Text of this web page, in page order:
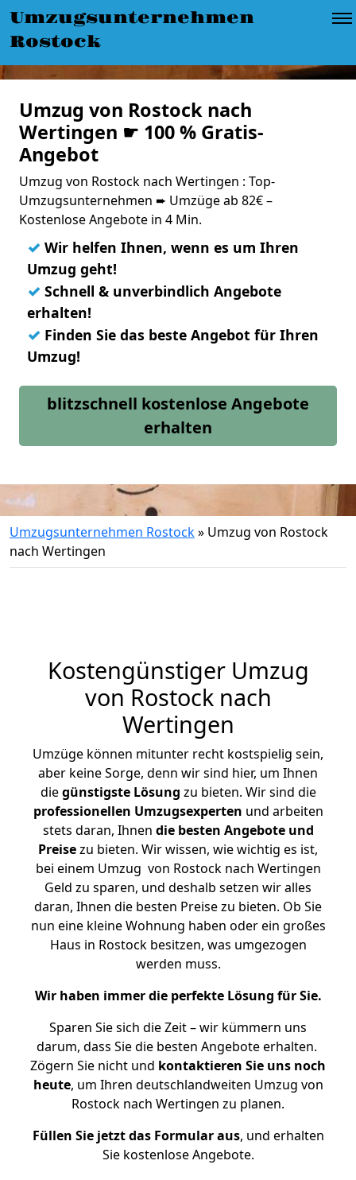
Umzugsunternehmen
Rostock
Umzug von Rostock nach
Wertingen ☛ 100 % Gratis-
Angebot
Umzug von Rostock nach Wertingen : Top-
Umzugsunternehmen ➨ Umzüge ab 82€ –
Kostenlose Angebote in 4 Min.
✓ Wir helfen Ihnen, wenn es um Ihren
Umzug geht!
✓ Schnell & unverbindlich Angebote
erhalten!
✓ Finden Sie das beste Angebot für Ihren
Umzug!
blitzschnell kostenlose Angebote
erhalten
Umzugsunternehmen Rostock» Umzug von Rostock
nach Wertingen
Kostengünstiger Umzug
von Rostock nach
Wertingen
Umzüge können mitunter recht kostspielig sein,
aber keine Sorge, denn wir sind hier, um Ihnen
diegünstigste Lösung zu bieten. Wir sind die
professionellen Umzugsexperten und arbeiten
stets daran, Ihnen die besten Angebote und
Preisezu bieten. Wir wissen, wie wichtig es ist,
bei einem Umzug von Rostock nach Wertingen
Geld zu sparen, und deshalb setzen wir alles
daran, Ihnen die besten Preise zu bieten. Ob Sie
nun eine kleine Wohnung haben oder ein großes
Haus in Rostock besitzen, was umgezogen
werden muss.
Wir haben immer die perfekte Lösung für Sie.
Sparen Sie sich die Zeit – wir kümmern uns
darum, dass Sie die besten Angebote erhalten.
Zögern Sie nicht und kontaktieren Sie uns noch
heute, um Ihren deutschlandweiten Umzug von
Rostock nach Wertingen zu planen.
Füllen Sie jetzt das Formular aus, und erhalten
Sie kostenlose Angebote.